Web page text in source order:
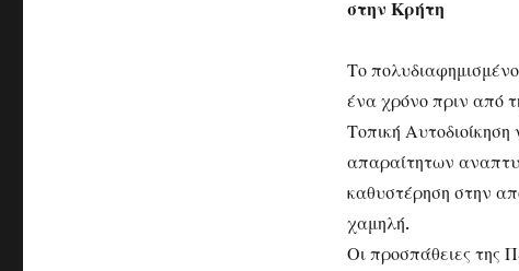
στην Κρήτη
Το
ένα χρόνο πριν από
Τοπική
απαραίτητων
καθυστέρηση στην
χαμηλή.
Οι προσπάθειες της